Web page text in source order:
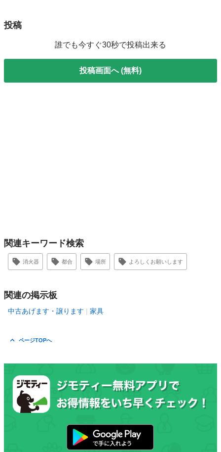
投稿
誰でも今すぐ30秒で投稿出来る
投稿画面へ (無料)
関連キーワード検索
消火器 都合 場所 よろしくお願いします
関連の掲示板
中古あげます・譲ります 家具
ページTOPへ